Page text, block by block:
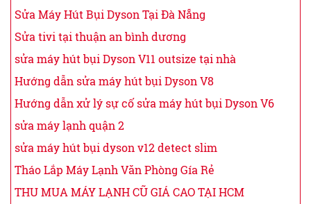
Sửa Máy Hút Bụi Dyson Tại Đà Nẵng
Sửa tivi tại thuận an bình dương
sửa máy hút bụi Dyson V11 outsize tại nhà
Hướng dẫn sửa máy hút bụi Dyson V8
Hướng dẫn xử lý sự cố sửa máy hút bụi Dyson V6
sửa máy lạnh quận 2
sửa máy hút bụi dyson v12 detect slim
Tháo Lắp Máy Lạnh Văn Phòng Gía Rẻ
THU MUA MÁY LẠNH CŨ GIÁ CAO TẠI HCM